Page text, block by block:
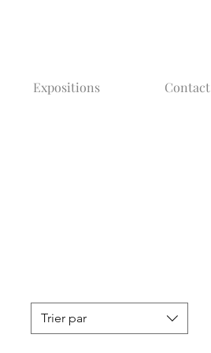
Expositions Contact
Trier par